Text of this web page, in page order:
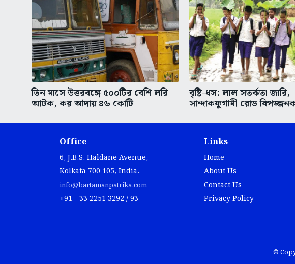
তিন মাসে উত্তরবঙ্গে ৫০০টির বেশি লরি
আটক, কর আদায় ৪৬ কোটি
বৃষ্টি-ধস: লাল সতর্কতা জারি,
সান্দাকফুগামী রোড
Office
6, J.B.S. Haldane Avenue,
Kolkata 700 105, India.
info@bartamanpatrika.com
+91 - 33 2251 3292 / 93
Links
Home
About Us
Contact Us
Privacy Policy
©